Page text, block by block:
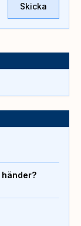
Skicka
händer?